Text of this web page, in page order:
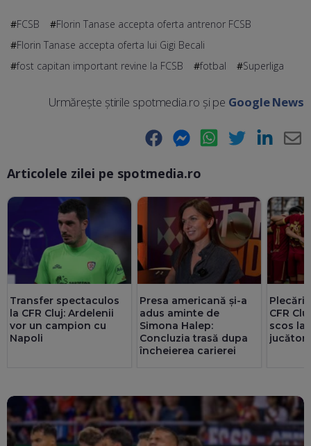
FCSB
Florin Tanase accepta oferta antrenor FCSB
Florin Tanase accepta oferta lui Gigi Becali
fost capitan important revine la FCSB
fotbal Superliga
Urmărește știrile spotmedia.ro și pe Google News
Facebook Messenger WhatsApp Twitter LinkedIn
Articolele zilei pe spotmedia.ro
Transfer spectaculos
la CFR Cluj: Ardelenii
vor un campion cu
Napoli
Presa americană și-a
adus aminte de
Simona Halep:
Concluzia trasă dupa
încheierea carierei
Plecări
CFR
scos la
jucători